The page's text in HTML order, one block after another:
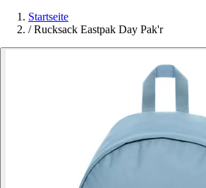
Startseite
/ Rucksack Eastpak Day Pak'r